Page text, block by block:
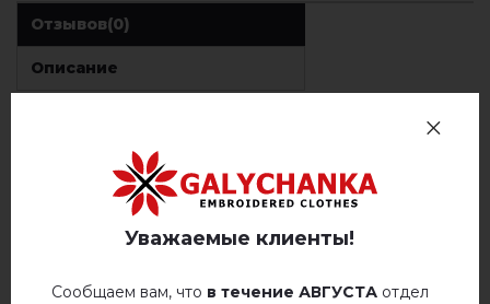
Отзывов(0)
Описание
ОТЗЫВЫ О НАСЛЕДИЕ (СИНЯЯ С ЖЕЛТО-ГОЛУБЫМ)
Немає відгуків про цей товар.
желто-голубым)
Уважаемые клиенты!
Сообщаем вам, что в течение АВГУСТАотдел